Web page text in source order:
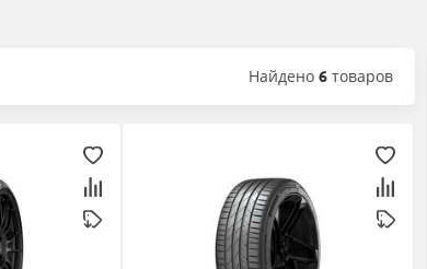
Найдено 6 товаров